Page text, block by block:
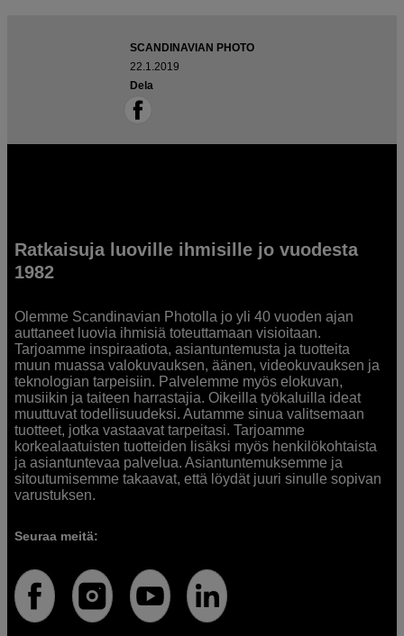
SCANDINAVIAN PHOTO
22.1.2019
Dela
Ratkaisuja luoville ihmisille jo vuodesta
1982
Olemme Scandinavian Photolla jo yli 40 vuoden ajan
auttaneet luovia ihmisiä toteuttamaan visioitaan.
Tarjoamme inspiraatiota, asiantuntemusta ja tuotteita
muun muassa valokuvauksen, äänen, videokuvauksen ja
teknologian tarpeisiin. Palvelemme myös elokuvan,
musiikin ja taiteen harrastajia. Oikeilla työkaluilla ideat
muuttuvat todellisuudeksi. Autamme sinua valitsemaan
tuotteet, jotka vastaavat tarpeitasi. Tarjoamme
korkealaatuisten tuotteiden lisäksi myös henkilökohtaista
ja asiantuntevaa palvelua. Asiantuntemuksemme ja
sitoutumisemme takaavat, että löydät juuri sinulle sopivan
varustuksen.
Seuraa meitä: